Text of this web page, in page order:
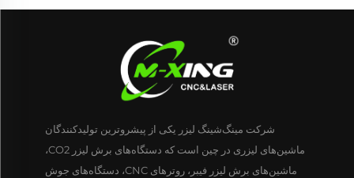
شرکت مینگ‌شینگ لیزر یکی از پیشروترین تولیدکنندگان
ماشین‌های لیزری در چین است که دستگاه‌های برش لیزر CO2،
ماشین‌های برش لیزر فیبر، روترهای CNC، دستگاه‌های جوش